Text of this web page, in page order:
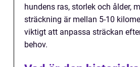
hundens ras, storlek och ålder,
sträckning är mellan 5-10
viktigt att anpassa sträckan
behov.